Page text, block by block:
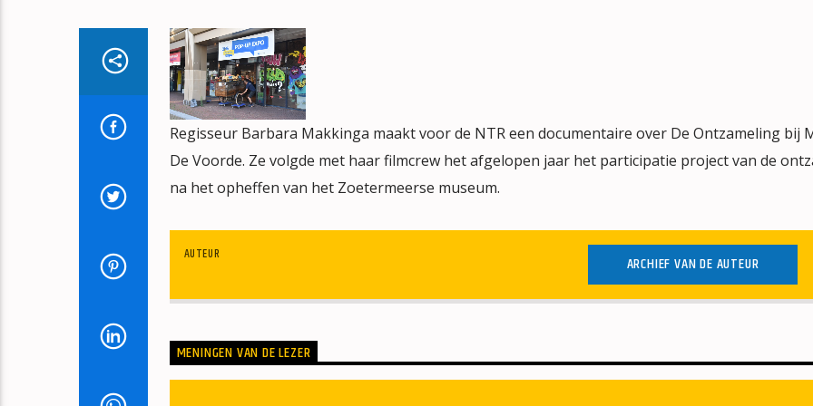
Regisseur Barbara Makkinga maakt voor de NTR een documentaire over De Ontzameling bij
De Voorde. Ze volgde met haar filmcrew het afgelopen jaar het participatie project van de
na het opheffen van het Zoetermeerse museum.
AUTEUR ARCHIEF VAN DE AUTEUR
MENINGEN VAN DE LEZER